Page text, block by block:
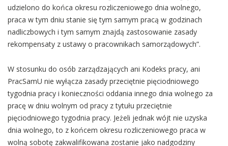
udzielono do końca okresu rozliczeniowego dnia wolnego,
praca w tym dniu stanie się tym samym pracą w godzinach
nadliczbowych i tym samym znajdą zastosowanie zasady
rekompensaty z ustawy o pracownikach samorządowych”.
W stosunku do osób zarządzających ani Kodeks pracy, ani
PracSamU nie wyłącza zasady przeciętnie pięciodniowego
tygodnia pracy i konieczności oddania innego dnia wolnego za
pracę w dniu wolnym od pracy z tytułu przeciętnie
pięciodniowego tygodnia pracy. Jeżeli jednak wójt nie uzyska
dnia wolnego, to z końcem okresu rozliczeniowego praca w
wolną sobotę zakwalifikowana zostanie jako nadgodziny